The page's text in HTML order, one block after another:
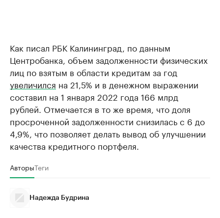
Как писал РБК Калининград, по данным
Центробанка, объем задолженности физических
лиц по взятым в области кредитам за год
увеличился на 21,5% и в денежном выражении
составил на 1 января 2022 года 166 млрд
рублей. Отмечается в то же время, что доля
просроченной задолженности снизилась с 6 до
4,9%, что позволяет делать вывод об улучшении
качества кредитного портфеля.
АвторыТеги
Надежда Будрина